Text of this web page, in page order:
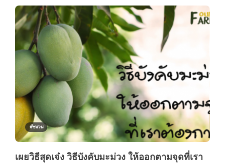
พืชสวน
เผยวิธีสุดเจ๋ง วิธีบังคับมะม่วง ให้ออกตามจุดที่เรา